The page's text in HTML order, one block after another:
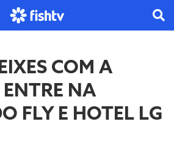
COM A
ENTRE NA
FLY E HOTEL LG